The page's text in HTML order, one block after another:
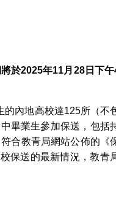
於2025年11月 28日下午
的內地高校達125所（不
畢業生參加保送，包括
合教青局網站公佈的《
保送的最新情況，教青